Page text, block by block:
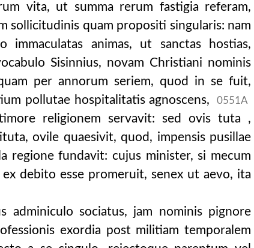
seloucia
est. ( cou
vita, ut summa rerum fastigia referam,
sollicitudinis quam propositi singularis: nam
animas, ut sanctas hostias,
Sisinnius, novam Christiani nominis
per annorum seriem, quod in se fuit,
pollutae hospitalitatis agnoscens,
0551A
religionem servavit: sed ovis tuta ,
ovile quaesivit, quod, impensis pusillae
regione fundavit: cujus minister, si mecum
debito esse promeruit, senex ut aevo, ita
adminiculo sociatus, jam nominis pignore
exordia post militiam temporalem